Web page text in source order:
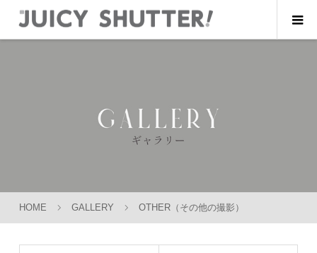
HOME GALLERY OTHER（その他の撮影）